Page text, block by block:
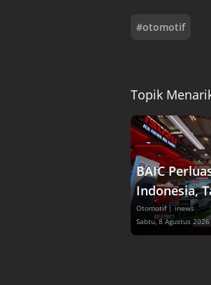
#otomotif
Topik
BAIC
Indonesia,
Otomotif | inews
Sabtu, 8 Agustus